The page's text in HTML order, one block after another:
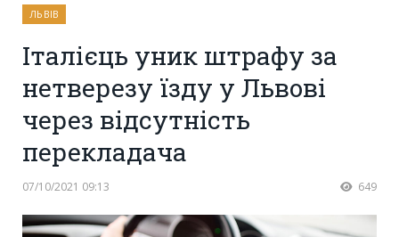
ЛЬВІВ
Італієць уник штрафу за
нетверезу їзду у Львові
через відсутність
перекладача
07/10/2021 09:13 649